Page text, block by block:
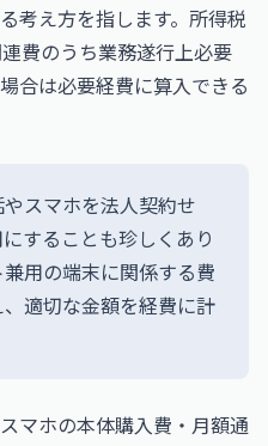
考え方を指します。所得税
費のうち業務遂行上必要
合は必要経費に算入できる
スマホを法人契約せ
することも珍しくあり
用の端末に関係する費
適切な金額を経費に計
マホの本体購入費・月額通